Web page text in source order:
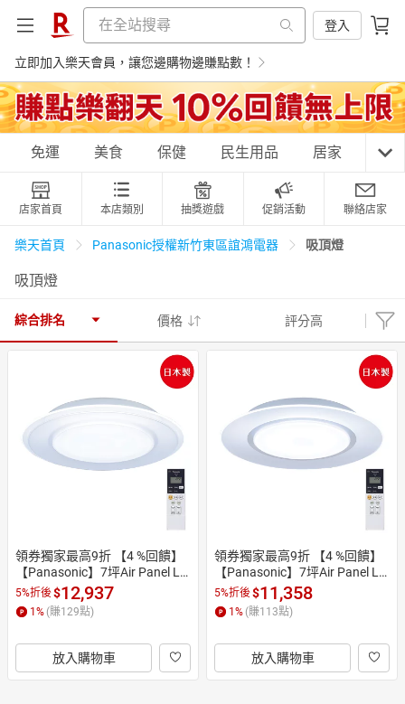
登入
立即加入樂天會員，讓您邊購物邊賺點數！
購物網分類
天天免運 美食蛋糕 養生保健 民生用品
居家生活 3C家電 親子玩具
日本購物 電子/紙本書
免運 美食 保健 民生用品 居家 3C
店家首頁 本店類別 抽獎遊戲 促銷活動 聯絡店家
樂天首頁 Panasonic授權新竹東區誼鴻電器 吸頂燈
吸頂燈
綜合排名 價格 評分高
領券獨家最高9折 【4 %回饋】
【Panasonic】7坪Air Panel LE
D吸頂燈(LGC58101A09)(雙重)
5%折後$12,937
1 % (賺129點)
放入購物車
領券獨家最高9折 【4 %回饋】
【Panasonic】7坪Air Panel LE
D吸頂燈(LGC58100A09)
5%折後$11,358
1 % (賺113點)
放入購物車